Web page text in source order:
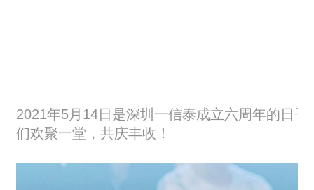
2021年5月14日是深圳一信泰成立六周年的日
们欢聚一堂，共庆丰收！